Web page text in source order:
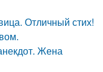
Отличный стих!
Жена